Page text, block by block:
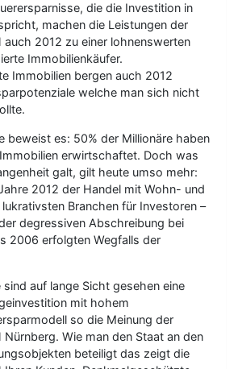
die die Investition in
machen die Leistungen der
2012 zu einer lohnenswerten
Immobilienkäufer.
Immobilien bergen auch 2012
welche man sich nicht
beweist es: 50% der Millionäre haben
erwirtschaftet. Doch was
galt, gilt heute umso mehr:
2012 der Handel mit Wohn- und
Branchen für Investoren –
degressiven Abschreibung bei
2006 erfolgten Wegfalls der
auf lange Sicht gesehen eine
mit hohem
so die Meinung der
Wie man den Staat an den
beteiligt das zeigt die